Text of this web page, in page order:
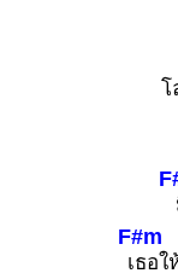
โ
เ
F#m
ธอใ